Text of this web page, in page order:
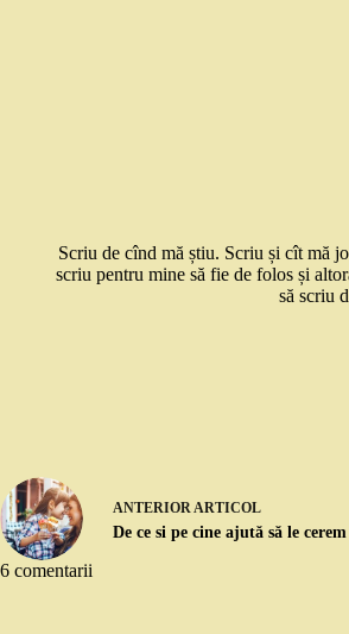
Scriu de cînd mă știu. Scriu și cît mă
scriu pentru mine să fie de folos și
să scriu
ANTERIOR ARTICOL
De ce si pe cine ajută să le
6 comentarii